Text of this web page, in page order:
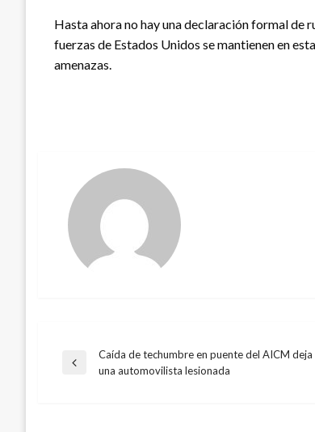
Hasta ahora no hay una declaración formal de
fuerzas de Estados Unidos se mantienen en
amenazas.
Navegación
Entrada
Caída de techumbre en puente del AICM deja
una automovilista lesionada